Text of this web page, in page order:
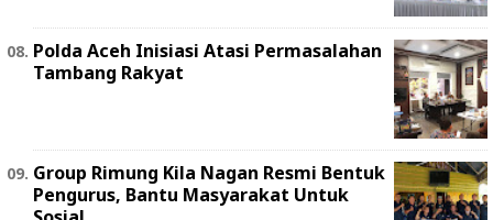
Polda Aceh Inisiasi Atasi Permasalahan
Tambang Rakyat
Group Rimung Kila Nagan Resmi Bentuk
Pengurus, Bantu Masyarakat Untuk